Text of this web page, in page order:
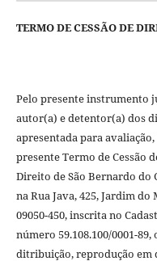
TERMO DE CESSÃO DE
Pelo presente instrumento
autor(a) e detentor(a) dos
apresentada para
presente Termo de Cessão
Direito de São Bernardo do
na Rua Java, 425, Jardim do
09050-450, inscrita no
número 59.108.100/0001-
ditribuição, reprodução